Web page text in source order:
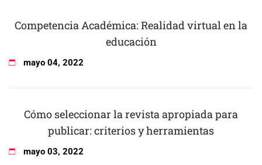
Competencia Académica: Realidad virtual en la
educación
mayo 04, 2022
Cómo seleccionar la revista apropiada para
publicar: criterios y herramientas
mayo 03, 2022